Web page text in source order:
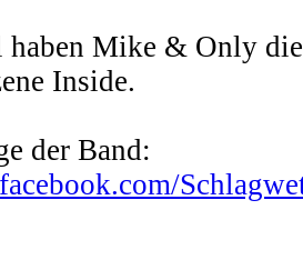
Mike & Only
Inside.
der Band: